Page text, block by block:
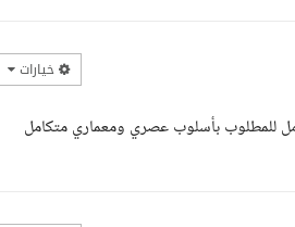
خيارات
للمطلوب بأسلوب عصري ومعماري متكامل